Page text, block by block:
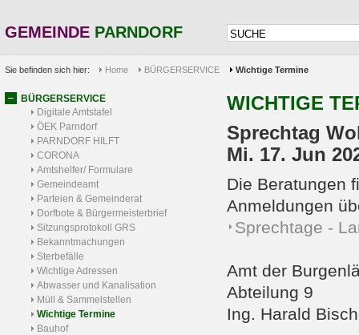
GEMEINDE PARNDORF
Sie befinden sich hier: Home BÜRGERSERVICE Wichtige Termine
BÜRGERSERVICE
Digitale Amtstafel
ÖEK Parndorf
PARNDORF HILFT
CORONA
Amtshelfer/ Formulare
Gemeindeamt
Parteien & Gemeinderat
Dorfbote & Bürgermeisterbrief
Sitzungsprotokoll GRS
Bekanntmachungen
Sterbefälle
Wichtige Adressen
Abwasser und Kanalisation
Müll & Sammelstellen
Wichtige Termine
Bauhof
WICHTIGE
Sprechtag
Mi. 17. Jun
Die Beratungen
Anmeldungen
Sprechtage -
Amt der
Abteilung 9
Ing. Harald